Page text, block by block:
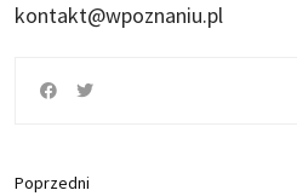
kontakt@wpoznaniu.pl
Poprzedni